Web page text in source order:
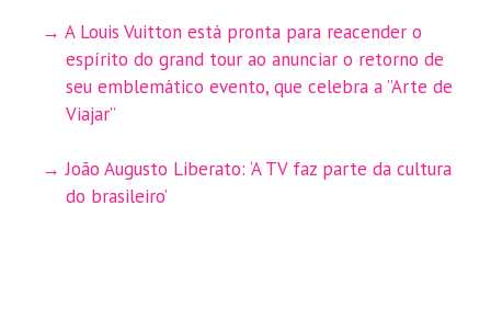
A Louis Vuitton está pronta para reacender o
espírito do grand tour ao anunciar o retorno de
seu emblemático evento, que celebra a ”Arte de
Viajar”
João Augusto Liberato: ‘A TV faz parte da cultura
do brasileiro’